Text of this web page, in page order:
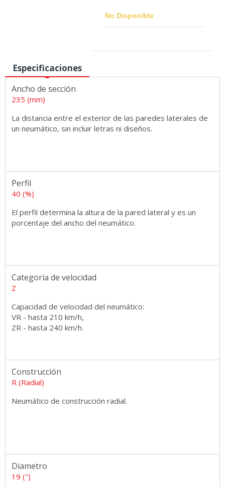
No Disponible
Especificaciones
Ancho de sección
235 (mm)
La distancia entre el exterior de las paredes laterales de
un neumático, sin incluir letras ni diseños.
Perfil
40 (%)
El perfil determina la altura de la pared lateral y es un
porcentaje del ancho del neumático.
Categoría de velocidad
Z
Capacidad de velocidad del neumático:
VR - hasta 210 km/h,
ZR - hasta 240 km/h.
Construcción
R (Radial)
Neumático de construcción radial.
Diametro
19 (")